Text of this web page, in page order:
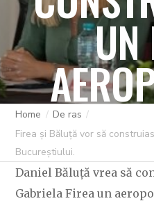
UN
Home
De ras
Firea și Băluță vor să
Bucureștiului.
Daniel Băluță vrea să
Gabriela Firea un